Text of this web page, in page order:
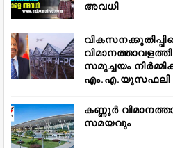
അവധി
സമുച്ചയം
എം.എ.യൂസഫലി
കണ്ണൂർ
സമയവും